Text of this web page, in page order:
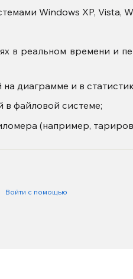
Windows XP, Vista,
в реальном времени и
диаграмме и в
в файловой системе;
(например,
Войти с помощью